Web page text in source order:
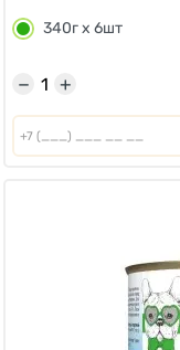
340г х 6шт
+
−